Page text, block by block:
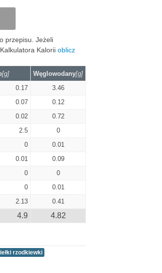
przepisu. Jeżeli
Kalorii oblicz
[g] Węglowodany[g]
0.17
3.46
0.07
0.12
0.02
0.72
2.5
0
0
0.01
0.01
0.09
0
0
0
0.01
2.13 0.41
4.9 4.82
rzodkiewki